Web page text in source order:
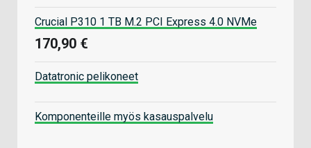
Crucial P310 1 TB M.2 PCI Express 4.0 NVMe
170,90 €
Datatronic pelikoneet
Komponenteille myös kasauspalvelu